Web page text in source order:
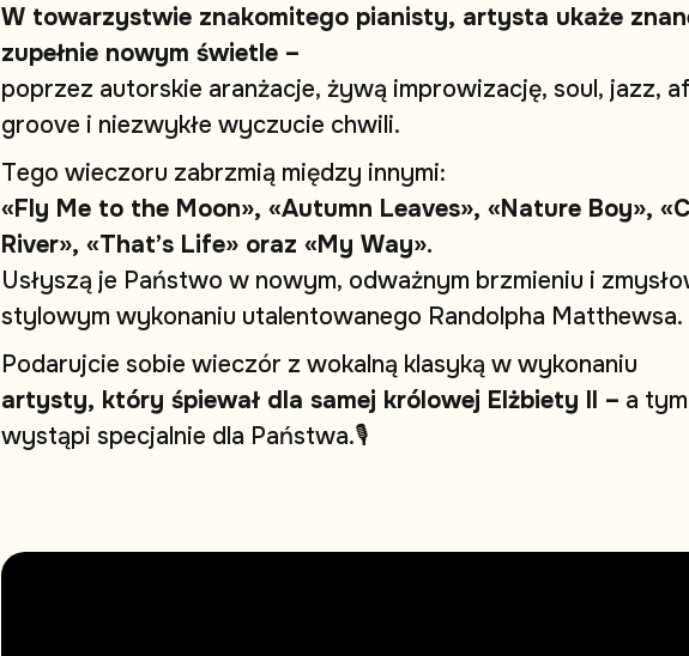
W towarzystwie znakomitego pianisty, artysta ukaże znan
zupełnie nowym świetle –
poprzez autorskie aranżacje, żywą improwizację, soul, jazz, af
groove i niezwykłe wyczucie chwili.
Tego wieczoru zabrzmią między innymi:
«Fly Me to the Moon», «Autumn Leaves», «Nature Boy», «C
River», «That’s Life» oraz «My Way».
Usłyszą je Państwo w nowym, odważnym brzmieniu i zmysło
stylowym wykonaniu utalentowanego Randolpha Matthewsa.
Podarujcie sobie wieczór z wokalną klasyką w wykonaniu
artysty, który śpiewał dla samej królowej Elżbiety II – a tym
wystąpi specjalnie dla Państwa.🎙